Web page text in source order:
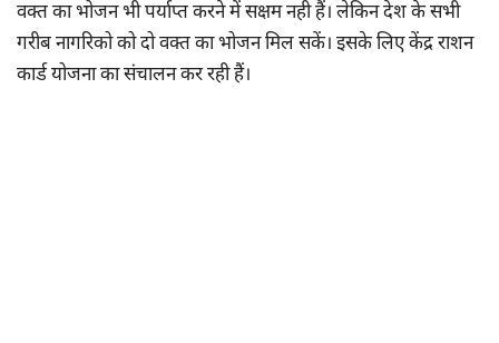
वक्त का भोजन भी पर्याप्त करने में सक्षम नही हैं। लेकिन देश के सभी
गरीब नागरिको को दो वक्त का भोजन मिल सकें। इसके लिए केंद्र राशन
कार्ड योजना का संचालन कर रही हैं।